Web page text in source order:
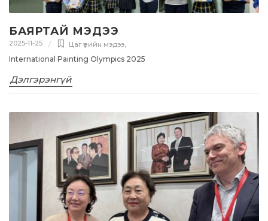
БАЯРТАЙ МЭДЭЭ
2025-11-25 Цаг үеийн мэдээ,
International Painting Olympics 2025
Дэлгэрэнгүй